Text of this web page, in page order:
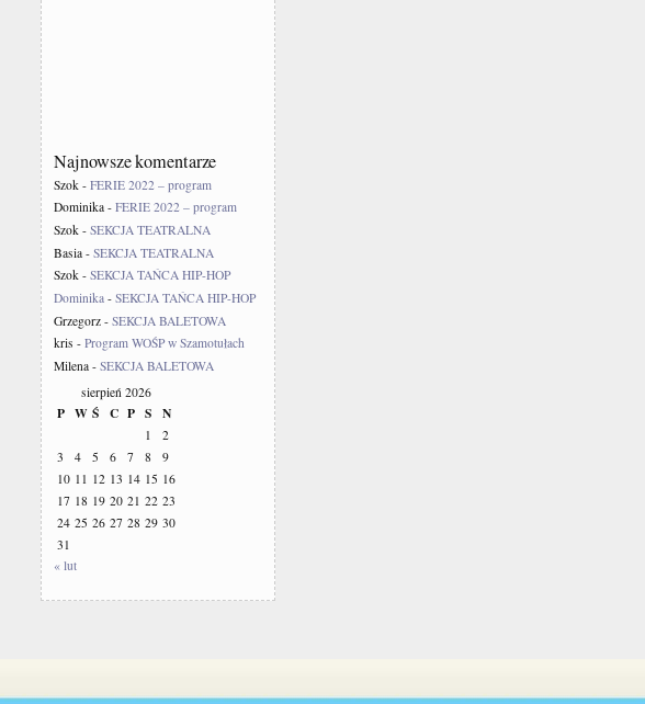
Najnowsze komentarze
Szok -FERIE 2022 – program
Dominika -FERIE 2022 – program
Szok -SEKCJA TEATRALNA
Basia -SEKCJA TEATRALNA
Szok -SEKCJA TAŃCA HIP-HOP
Dominika -SEKCJA TAŃCA HIP-HOP
Grzegorz -SEKCJA BALETOWA
kris -Program WOŚP w Szamotułach
Milena -SEKCJA BALETOWA
sierpień 2026
P W Ś C P S N
1
2
3
4 5 6 7 8
9
10 11 12 13 14 15 16
17 18 19 20 21 22 23
24 25 26 27 28 29 30
31
« lut